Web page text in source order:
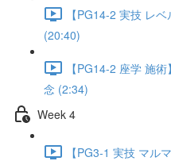
【PG14-2 実技 レ
(20:40)
【PG14-2 座学 施
念 (2:34)
Week 4
【PG3-1 実技 マル